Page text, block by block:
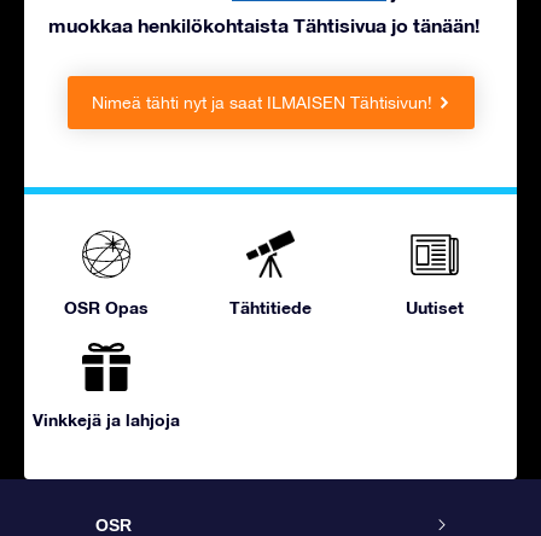
muokkaa henkilökohtaista Tähtisivua jo tänään!
Nimeä tähti nyt ja saat ILMAISEN Tähtisivun!
OSR Opas Tähtitiede Uutiset
Vinkkejä ja lahjoja
OSR